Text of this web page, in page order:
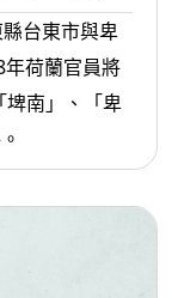
台東市與卑
荷蘭官員將
埤南」、「卑